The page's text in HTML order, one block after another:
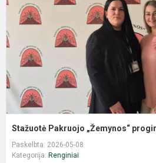
Stažuotė Pakruojo „Žemynos“
Paskelbta: 2026-05-08
Kategorija: Renginiai